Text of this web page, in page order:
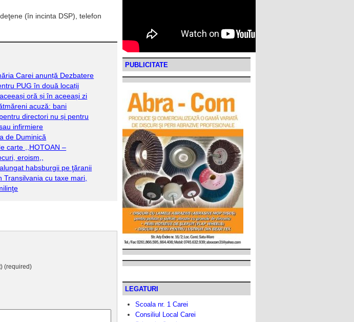
(în incinta DSP), telefon
Carei anunță Dezbatere
PUG în două locații
oră și în aceeași zi
acuză: bani
directori nu și pentru
infirmiere
de Duminică
carte ,,HOTOAN –
eroism,,
habsburgii pe ţăranii
Transilvania cu taxe mari,
(required)
PUBLICITATE
LEGATURI
Scoala nr. 1 Carei
Consiliul Local Carei